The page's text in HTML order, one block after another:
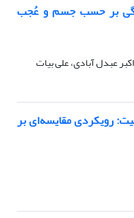
بر حسب جسم و عُجب
عبدل آبادی، علی بیات
رویکردی مقایسه‌ای بر